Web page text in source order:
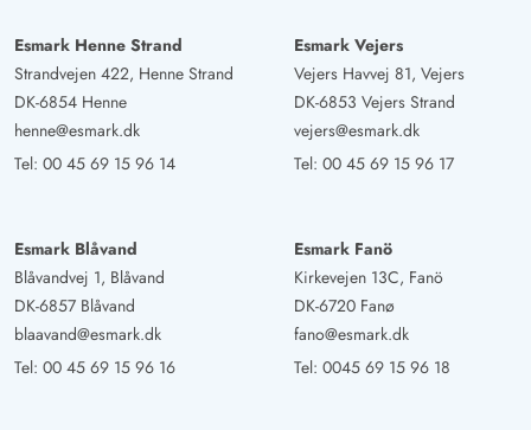
Esmark Henne Strand
Strandvejen 422, Henne Strand
DK-6854 Henne
henne@esmark.dk
Tel: 00 45 69 15 96 14
Esmark Vejers
Vejers Havvej 81, Vejers
DK-6853 Vejers Strand
vejers@esmark.dk
Tel: 00 45 69 15 96 17
Esmark Blåvand
Blåvandvej 1, Blåvand
DK-6857 Blåvand
blaavand@esmark.dk
Tel: 00 45 69 15 96 16
Esmark Fanö
Kirkevejen 13C, Fanö
DK-6720 Fanø
fano@esmark.dk
Tel: 0045 69 15 96 18